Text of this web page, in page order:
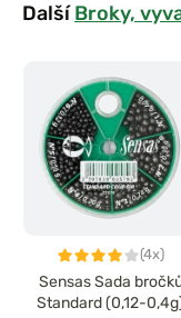
DalšíBroky,
(4x)
Sensas Sada
Standard (0,12-